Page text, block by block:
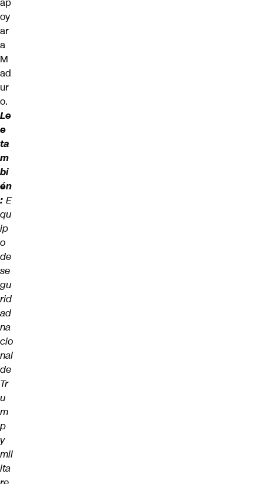
ap
oy
ar
a
M
ad
ur
o.
Le
e
ta
m
bi
én
: E
qu
ip
o
de
se
gu
rid
ad
na
cio
nal
de
Tr
u
m
p
y
mil
ita